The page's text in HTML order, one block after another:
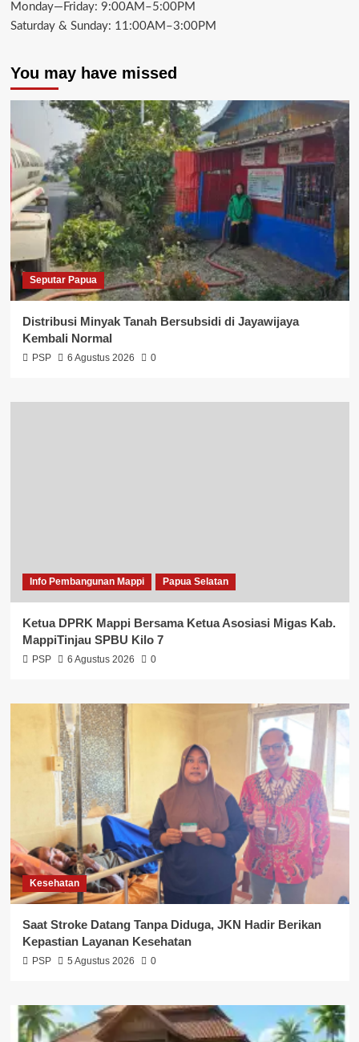
Monday—Friday: 9:00AM–5:00PM
Saturday & Sunday: 11:00AM–3:00PM
You may have missed
Seputar Papua
Distribusi Minyak Tanah Bersubsidi di Jayawijaya
Kembali Normal
PSP 6 Agustus 2026 0
Info Pembangunan Mappi Papua Selatan
Ketua DPRK Mappi Bersama Ketua Asosiasi Migas Kab.
MappiTinjau SPBU Kilo 7
PSP 6 Agustus 2026 0
Kesehatan
Saat Stroke Datang Tanpa Diduga, JKN Hadir Berikan
Kepastian Layanan Kesehatan
PSP 5 Agustus 2026 0